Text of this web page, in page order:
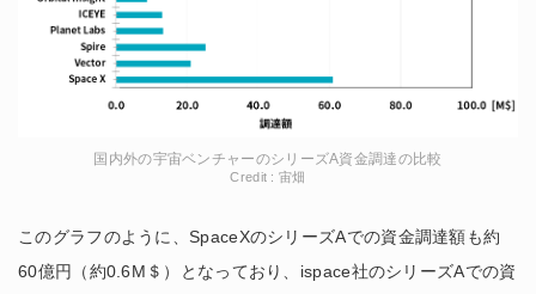
国内外の宇宙ベンチャーのシリーズA資金調達の比較
Credit : 宙畑
このグラフのように、SpaceXのシリーズAでの資金調達額も約
60億円
（約0.6M＄）
となっており、ispace社のシリーズAでの資